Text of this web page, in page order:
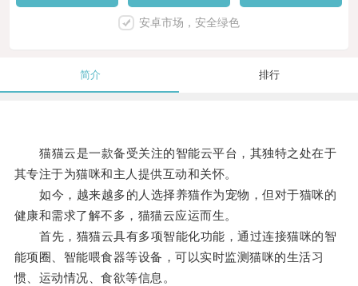
安卓市场，安全绿色
简介 排行
猫猫云是一款备受关注的智能云平台，其独特之处在于
其专注于为猫咪和主人提供互动和关怀。
如今，越来越多的人选择养猫作为宠物，但对于猫咪的
健康和需求了解不多，猫猫云应运而生。
首先，猫猫云具有多项智能化功能，通过连接猫咪的智
能项圈、智能喂食器等设备，可以实时监测猫咪的生活习
惯、运动情况、食欲等信息。